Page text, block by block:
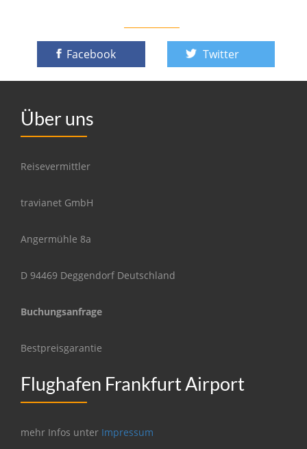
Facebook Twitter
Über uns
Reisevermittler
travianet GmbH
Angermühle 8a
D 94469 Deggendorf Deutschland
Buchungsanfrage
Bestpreisgarantie
Flughafen Frankfurt Airport
mehr Infos unter Impressum